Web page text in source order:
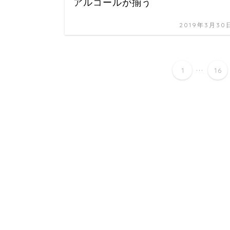
アルコールが揃う
2019年3月30
1 ... 16